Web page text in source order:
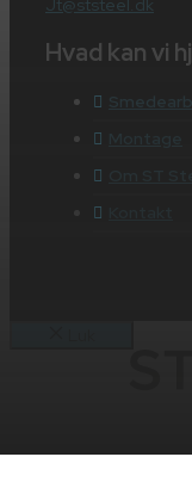
Jt@ststeel.dk
Hvad kan vi